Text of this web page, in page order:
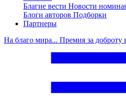
Благие вести Новости
Блоги авторов Подборки
Партнеры
На благо мира... Премия за доброту